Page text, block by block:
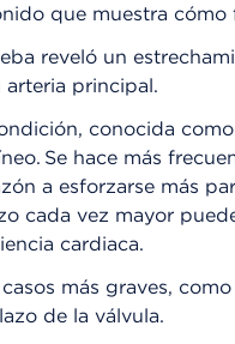
que muestra cómo
reveló un
arteria principal.
conocida como
Se hace más
a esforzarse más
cada vez mayor
cardiaca.
más graves,
de la válvula.